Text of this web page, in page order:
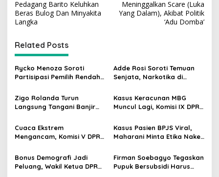
s
t
a
v
i
a
i
n
Pedagang Barito Keluhkan
Beras Bulog Dan Minyakita
Langka
Meninggalkan Scare (Luka
Yang Dalam), Akibat Politik
‘Adu Domba’
Related Posts
Rycko Menoza Soroti
Partisipasi Pemilih Rendah
Edukasi Politik
Adde Rosi Soroti Temuan
Senjata, Narkotika di
Siswa Harus Dijaga
Zigo Rolanda Turun
Langsung Tangani Banjir
Kasus Keracunan MBG
Muncul Lagi, Komisi IX DPR
Jalur Hukum
Cuaca Ekstrem
Mengancam, Komisi V DPR
Kesiapan Petani Indramayu
Kasus Pasien BPJS Viral,
Maharani Minta Etika Nakes
Dievaluasi
Bonus Demografi Jadi
Peluang, Wakil Ketua DPR
Firman Soebagyo Tegaskan
Pupuk Bersubsidi Harus